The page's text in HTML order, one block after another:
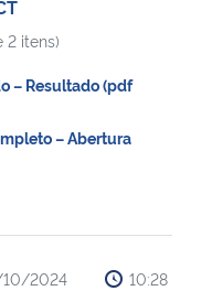
2 itens)
– Resultado (pdf
– Abertura
2024 10:28